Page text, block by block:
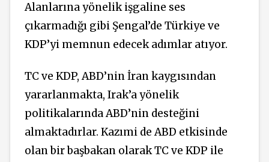
Alanlarına yönelik işgaline ses
çıkarmadığı gibi Şengal’de Türkiye ve
KDP’yi memnun edecek adımlar atıyor.
TC ve KDP, ABD’nin İran kaygısından
yararlanmakta, Irak’a yönelik
politikalarında ABD’nin desteğini
almaktadırlar. Kazımi de ABD etkisinde
olan bir başbakan olarak TC ve KDP ile